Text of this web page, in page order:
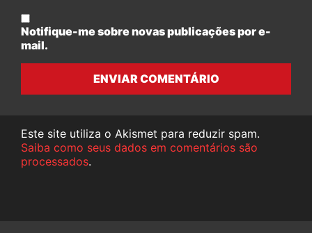
Notifique-me sobre novas publicações por e-
mail.
ENVIAR COMENTÁRIO
Este site utiliza o Akismet para reduzir spam.
Saiba como seus dados em comentários são
processados.